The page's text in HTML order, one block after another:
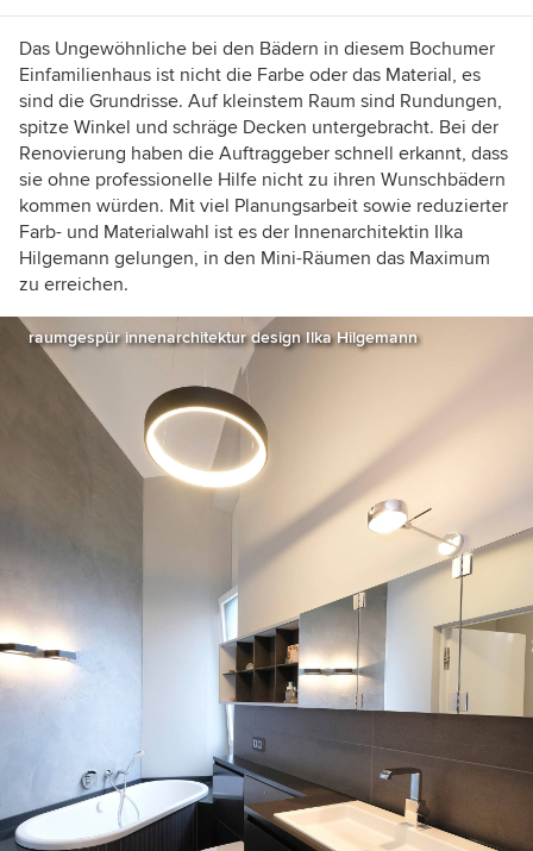
Das Ungewöhnliche bei den Bädern in diesem Bochumer
Einfamilienhaus ist nicht die Farbe oder das Material, es
sind die Grundrisse. Auf kleinstem Raum sind Rundungen,
spitze Winkel und schräge Decken untergebracht. Bei der
Renovierung haben die Auftraggeber schnell erkannt, dass
sie ohne professionelle Hilfe nicht zu ihren Wunschbädern
kommen würden. Mit viel Planungsarbeit sowie reduzierter
Farb- und Materialwahl ist es der Innenarchitektin Ilka
Hilgemann gelungen, in den Mini-Räumen das Maximum
zu erreichen.
raumgespür innenarchitektur design Ilka Hilgemann